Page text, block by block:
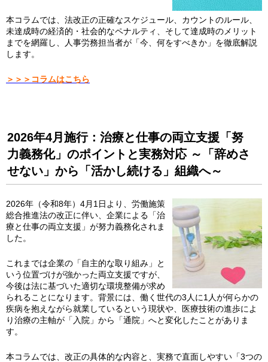
本コラムでは、法改正の正確なスケジュール、カウントのルール、
未達成時の経済的・社会的なペナルティ、そして達成時のメリット
までを網羅し、人事労務担当者が「今、何をすべきか」を徹底解説
します。
＞＞＞コラムはこちら
2026年4月施行：治療と仕事の両立支援「努
力義務化」のポイントと実務対応 ～「辞めさ
せない」から「活かし続ける」組織へ～
2026年（令和8年）4月1日より、労働施策
総合推進法の改正に伴い、企業による「治
療と仕事の両立支援」が努力義務化されま
した。
これまでは企業の「自主的な取り組み」と
いう位置づけが強かった両立支援ですが、
今後は法に基づいた適切な環境整備が求め
られることになります。背景には、働く世代の3人に1人が何らかの
疾病を抱えながら就業しているという現状や、医療技術の進歩によ
り治療の主軸が「入院」から「通院」へと変化したことがありま
す。
本コラムでは、改正の具体的な内容と、実務で直面しやすい「3つの